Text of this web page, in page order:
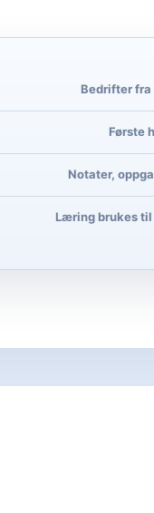
Bedrifter fra
Første
Notater,
Læring brukes til